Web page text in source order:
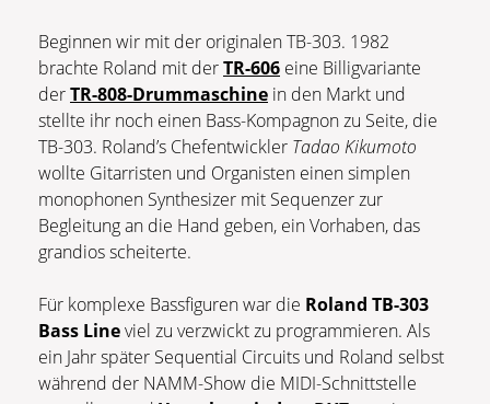
Beginnen wir mit der originalen TB-303. 1982
brachte Roland mit derTR-606 eine Billigvariante
derTR-808-Drummaschine in den Markt und
stellte ihr noch einen Bass-Kompagnon zu Seite, die
TB-303. Roland’s Chefentwickler Tadao Kikumoto
wollte Gitarristen und Organisten einen simplen
monophonen Synthesizer mit Sequenzer zur
Begleitung an die Hand geben, ein Vorhaben, das
grandios scheiterte.
Für komplexe Bassfiguren war die Roland TB-303
Bass Lineviel zu verzwickt zu programmieren. Als
ein Jahr später Sequential Circuits und Roland selbst
während der NAMM-Show die MIDI-Schnittstelle